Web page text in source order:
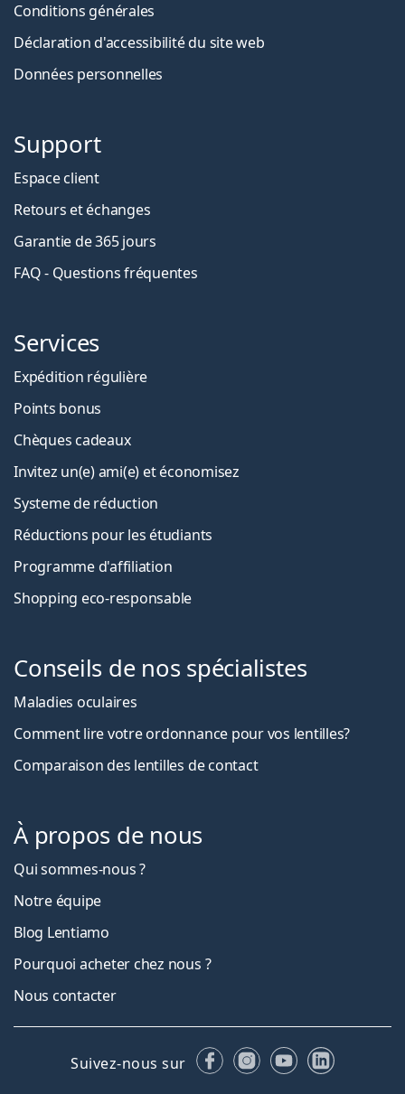
Conditions générales
Déclaration d'accessibilité du site web
Données personnelles
Support
Espace client
Retours et échanges
Garantie de 365 jours
FAQ - Questions fréquentes
Services
Expédition régulière
Points bonus
Chèques cadeaux
Invitez un(e) ami(e) et économisez
Systeme de réduction
Réductions pour les étudiants
Programme d'affiliation
Shopping eco-responsable
Conseils de nos spécialistes
Maladies oculaires
Comment lire votre ordonnance pour vos lentilles?
Comparaison des lentilles de contact
À propos de nous
Qui sommes-nous ?
Notre équipe
Blog Lentiamo
Pourquoi acheter chez nous ?
Nous contacter
Suivez-nous sur FacebookInstagram
YouTubeLinkedIn